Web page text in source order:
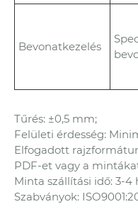
Bevonatkezelés
Tűrés: ±0,5 mm;
Felületi érdesség:
Elfogadott
PDF-et vagy a
Minta szállítási idő: 3-4
Szabványok: